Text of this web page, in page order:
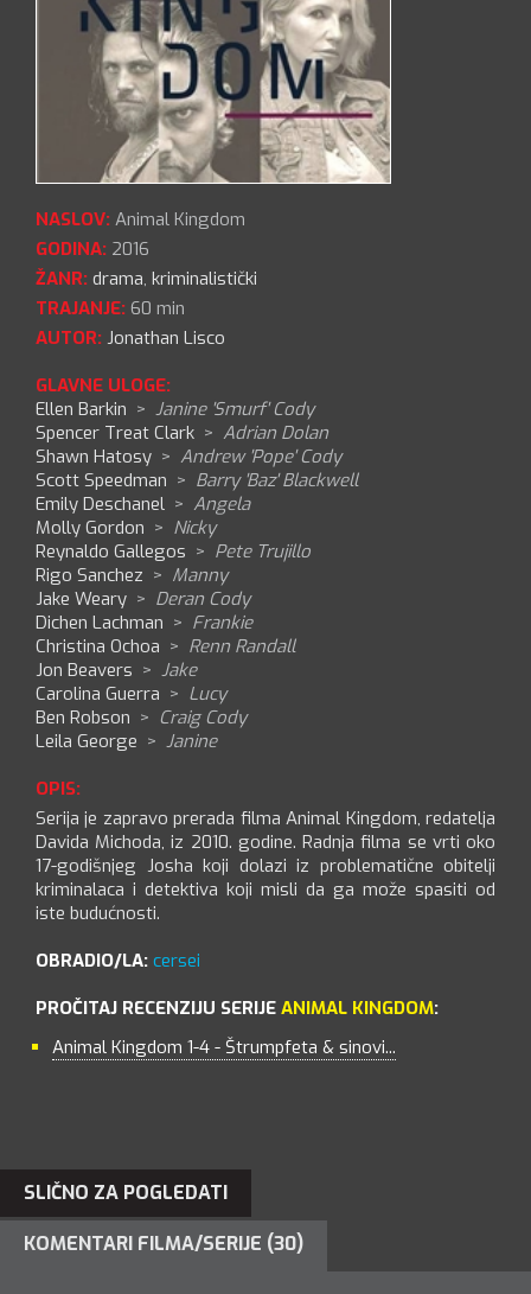
NASLOV: Animal Kingdom
GODINA: 2016
ŽANR: drama, kriminalistički
TRAJANJE: 60 min
AUTOR: Jonathan Lisco
GLAVNE ULOGE:
Ellen Barkin > Janine 'Smurf' Cody
Spencer Treat Clark > Adrian Dolan
Shawn Hatosy > Andrew 'Pope' Cody
Scott Speedman > Barry 'Baz' Blackwell
Emily Deschanel > Angela
Molly Gordon > Nicky
Reynaldo Gallegos > Pete Trujillo
Rigo Sanchez > Manny
Jake Weary > Deran Cody
Dichen Lachman > Frankie
Christina Ochoa > Renn Randall
Jon Beavers > Jake
Carolina Guerra > Lucy
Ben Robson > Craig Cody
Leila George > Janine
OPIS:
Serija je zapravo prerada filma Animal Kingdom, redatelja
Davida Michoda, iz 2010. godine. Radnja filma se vrti oko
17-godišnjeg Josha koji dolazi iz problematične obitelji
kriminalaca i detektiva koji misli da ga može spasiti od
iste budućnosti.
OBRADIO/LA: cersei
PROČITAJ RECENZIJU SERIJE ANIMAL KINGDOM:
Animal Kingdom 1-4 - Štrumpfeta & sinovi...
SLIČNO ZA POGLEDATI
KOMENTARI FILMA/SERIJE (30)